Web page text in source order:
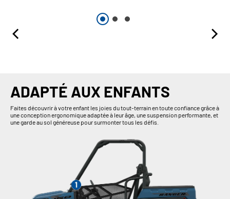
ADAPTÉ AUX ENFANTS
Faites découvrir à votre enfant les joies du tout-terrain en toute confiance grâce à
une conception ergonomique adaptée à leur âge, une suspension performante, et
une garde au sol généreuse pour surmonter tous les défis.